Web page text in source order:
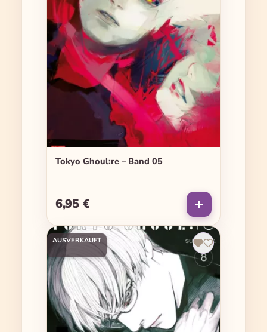
Tokyo Ghoul:re – Band 05
Regulärer Preis:
6,95 €
AUSVERKAUFT